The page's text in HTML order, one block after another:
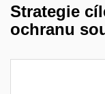
Strategie
ochranu